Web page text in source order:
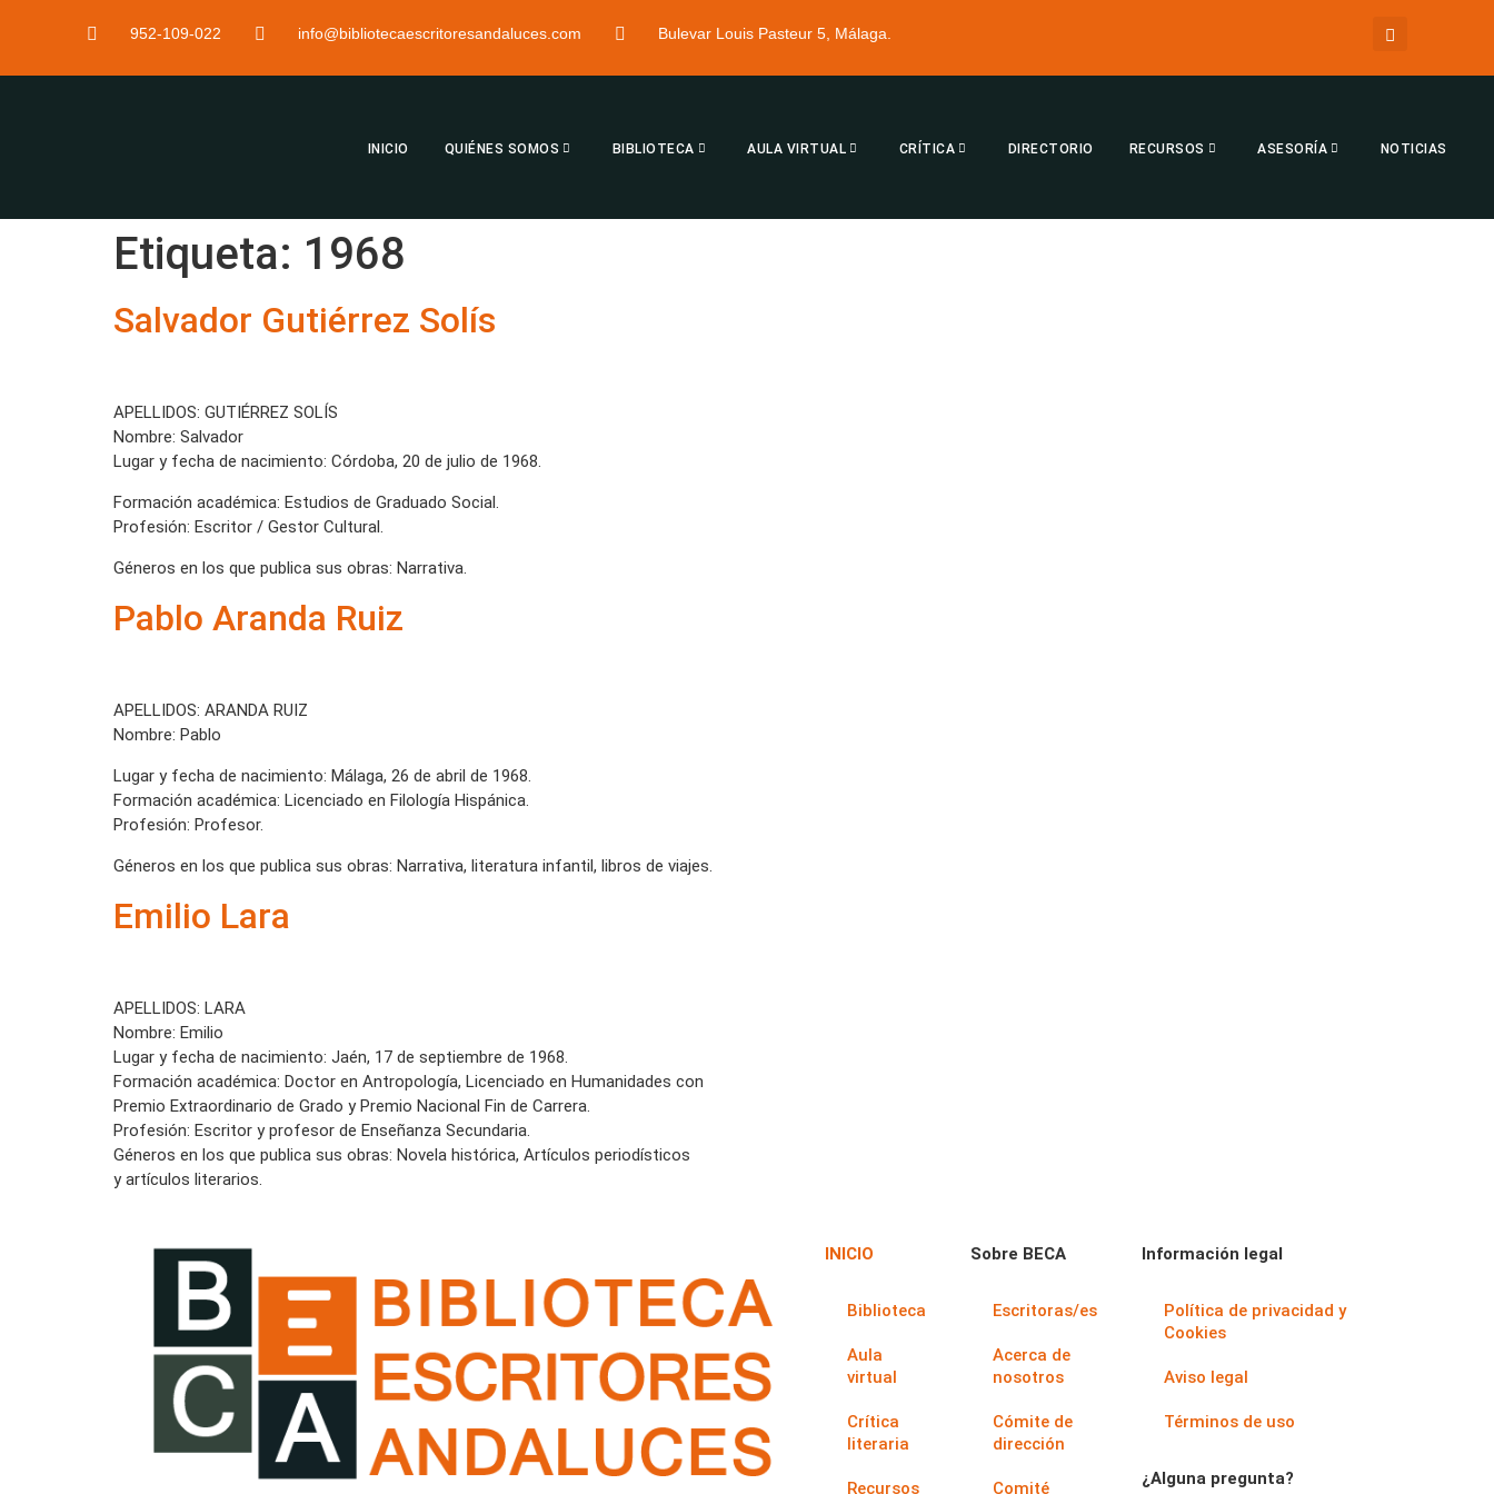
952-109-022 info@bibliotecaescritoresandaluces.com Bulevar Louis Pasteur 5, Málaga.
INICIO QUIÉNES SOMOS BIBLIOTECA AULA VIRTUAL CRÍTICA DIRECTORIO RECURSOS ASESORÍA NOTICIAS
Etiqueta: 1968
Salvador Gutiérrez Solís
APELLIDOS: GUTIÉRREZ SOLÍS
Nombre: Salvador
Lugar y fecha de nacimiento: Córdoba, 20 de julio de 1968.
Formación académica: Estudios de Graduado Social.
Profesión: Escritor / Gestor Cultural.
Géneros en los que publica sus obras: Narrativa.
Pablo Aranda Ruiz
APELLIDOS: ARANDA RUIZ
Nombre: Pablo
Lugar y fecha de nacimiento: Málaga, 26 de abril de 1968.
Formación académica: Licenciado en Filología Hispánica.
Profesión: Profesor.
Géneros en los que publica sus obras: Narrativa, literatura infantil, libros de viajes.
Emilio Lara
APELLIDOS: LARA
Nombre: Emilio
Lugar y fecha de nacimiento: Jaén, 17 de septiembre de 1968.
Formación académica: Doctor en Antropología, Licenciado en Humanidades con
Premio Extraordinario de Grado y Premio Nacional Fin de Carrera.
Profesión: Escritor y profesor de Enseñanza Secundaria.
Géneros en los que publica sus obras: Novela histórica, Artículos periodísticos
y artículos literarios.
INICIO
Biblioteca
Aula
virtual
Crítica
literaria
Recursos
Sobre BECA
Escritoras/es
Acerca de
nosotros
Cómite de
dirección
Comité
Información legal
Política de privacidad y
Cookies
Aviso legal
Términos de uso
¿Alguna pregunta?